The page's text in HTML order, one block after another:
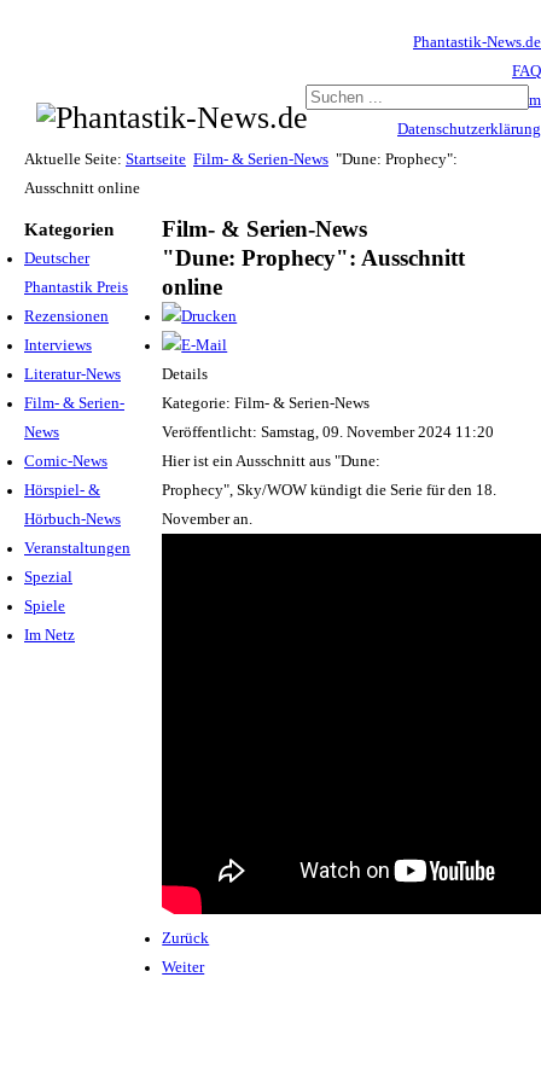
Phantastik-News.de
FAQ
Impressum
Datenschutzerklärung
Haftungsausschluss
Aktuelle Seite: Startseite Film- & Serien-News "Dune: Prophecy":
Ausschnitt online
Kategorien
Deutscher
Phantastik Preis
Rezensionen
Interviews
Literatur-News
Film- & Serien-
News
Comic-News
Hörspiel- &
Hörbuch-News
Veranstaltungen
Spezial
Spiele
Im Netz
Film- & Serien-News
"Dune: Prophecy": Ausschnitt
online
Details
Kategorie: Film- & Serien-News
Veröffentlicht: Samstag, 09. November 2024 11:20
Hier ist ein Ausschnitt aus "Dune:
Prophecy", Sky/WOW kündigt die Serie für den 18.
November an.
Zurück
Weiter